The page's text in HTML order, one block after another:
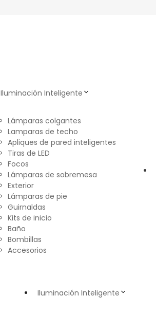
Iluminación Inteligente
Lámparas colgantes
Lamparas de techo
Apliques de pared inteligentes
Tiras de LED
Focos
Lámparas de sobremesa
Exterior
Lámparas de pie
Guirnaldas
Kits de inicio
Baño
Bombillas
Accesorios
Iluminación Inteligente